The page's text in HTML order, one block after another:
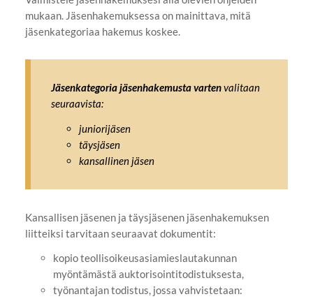
mukaan. Jäsenhakemuksessa on mainittava, mitä
jäsenkategoriaa hakemus koskee.
Jäsenkategoria jäsenhakemusta vartenvalitaan
seuraavista:
juniorijäsen
täysjäsen
kansallinen jäsen
Kansallisen jäsenen ja täysjäsenen jäsenhakemuksen
liitteiksi tarvitaan seuraavat dokumentit:
kopio teollisoikeusasiamieslautakunnan
myöntämästä auktorisointitodistuksesta,
työnantajan todistus, jossa vahvistetaan: